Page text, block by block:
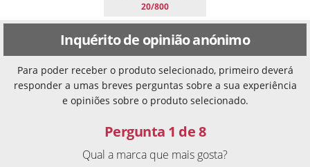
20/800
Inquérito de opinião anónimo
Para poder receber o produto selecionado, primeiro deverá
responder a umas breves perguntas sobre a sua experiência
e opiniões sobre o produto selecionado.
Pergunta 1 de 8
Qual a marca que mais gosta?